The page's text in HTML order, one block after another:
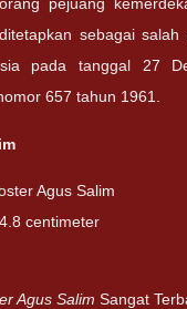
pejuang
sebagai salah
pada tanggal 27
657 tahun 1961.
Agus Salim
centimeter
Agus Salim Sangat